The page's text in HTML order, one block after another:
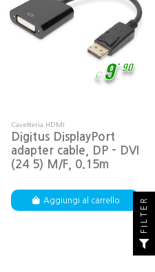
€9
, 90
Cavetteria HDMI
Digitus DisplayPort
adapter cable, DP - DVI
(24 5) M/F, 0.15m
Aggiungi al carrello FILTER